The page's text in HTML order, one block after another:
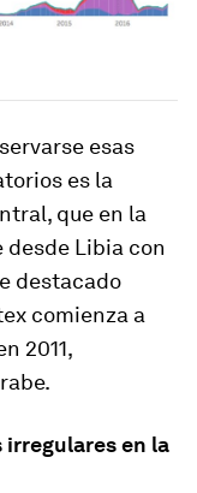
esas
es la
que en la
Libia con
destacado
comienza a
2011,
en la